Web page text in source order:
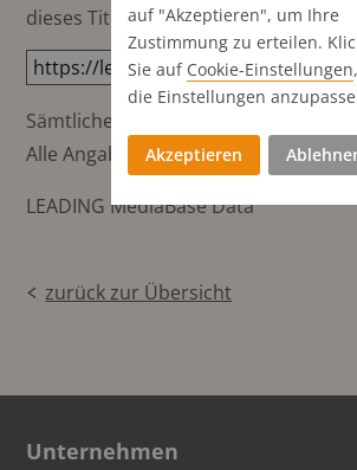
dieses Titels direkt in die
Sämtliche Preisangaben in CHF
Alle Angaben ohne Gewähr
LEADING MediaBase Data
zurück zur Übersicht
Unternehmen
auf "Akzeptieren", um Ihre
Zustimmung zu erteilen.
Sie auf Cookie-Einstellungen
die Einstellungen
Akzeptieren